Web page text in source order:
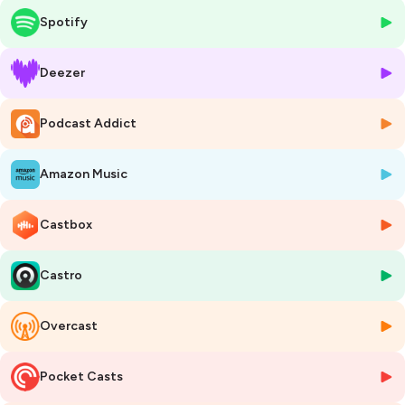
Avec un accès privilégié en direct ou quasi direct depuis Tokyo, la
plaisir des sources chaudes. Mais surtout, le village a une ambiance
unique car il est construit autour d'une place centrale au sein de
laquelle jailli la source principale de la ville. Véritable attraction de jour
comme de nuit, c'est à partir de cette zone centrale que l'eau est
cascade. Kusatsu Onsen offre ainsi une variété de bains, allant de
bains publics, de ceux des auberges, jusqu'au grand bassin en plein air
L'une des traditions les plus emblématiques est le "yumomi", une
technique ancestrale de refroidissement de l'eau chaude qu'il est
toujours possible de voir aujourd'hui dans un show donné chaque
jour à heure fixe. Vous aurez l'occasion d'entendre des témoignages
de locaux et de voir la performance de ces "danseuses de onsen".
D'ailleurs, pour vous donner un petit aperçu, nous vous proposons
des insertions sonores du spectacle enregistré sur place.
On n'oubliera pas de vous parler gastronomie : repas de ryokan,
Spotify
Deezer
Podcast Addict
Amazon Music
Castbox
Castro
Overcast
Pocket Casts